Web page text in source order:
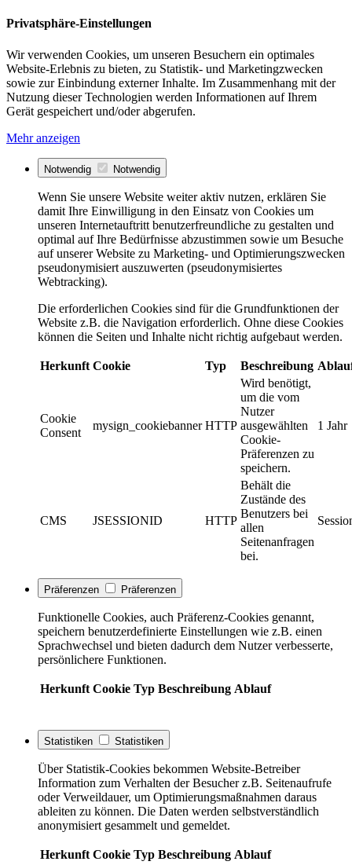
Privatsphäre-Einstellungen
Wir verwenden Cookies, um unseren Besuchern ein optimales
Website-Erlebnis zu bieten, zu Statistik- und Marketingzwecken
sowie zur Einbindung externer Inhalte. Im Zusammenhang mit der
Nutzung dieser Technologien werden Informationen auf Ihrem
Gerät gespeichert und/oder abgerufen.
Mehr anzeigen
Notwendig Notwendig
Wenn Sie unsere Website weiter aktiv nutzen, erklären Sie
damit Ihre Einwilligung in den Einsatz von Cookies um
unseren Internetauftritt benutzerfreundliche zu gestalten und
optimal auf Ihre Bedürfnisse abzustimmen sowie um Besuche
auf unserer Website zu Marketing- und Optimierungszwecken
pseudonymisiert auszuwerten (pseudonymisiertes
Webtracking).
Die erforderlichen Cookies sind für die Grundfunktionen der
Website z.B. die Navigation erforderlich. Ohne diese Cookies
können die Seiten und Inhalte nicht richtig aufgebaut werden.
Herkunft Cookie Typ Beschreibung
Cookie
Consent
mysign_cookiebanner HTTP
Wird benötigt,
um die vom
Nutzer
ausgewählten
Cookie-
Präferenzen zu
speichern.
1 Jahr
CMS JSESSIONID HTTP
Behält die
Zustände des
Benutzers bei
allen
Seitenanfragen
bei.
Präferenzen Präferenzen
Funktionelle Cookies, auch Präferenz-Cookies genannt,
speichern benutzerdefinierte Einstellungen wie z.B. einen
Sprachwechsel und bieten dadurch dem Nutzer verbesserte,
persönlichere Funktionen.
Herkunft Cookie Typ Beschreibung Ablauf
Statistiken Statistiken
Über Statistik-Cookies bekommen Website-Betreiber
Information zum Verhalten der Besucher z.B. Seitenaufrufe
oder Verweildauer, um Optimierungsmaßnahmen daraus
ableiten zu können. Die Daten werden selbstverständlich
anonymisiert gesammelt und gemeldet.
Herkunft Cookie Typ Beschreibung Ablauf